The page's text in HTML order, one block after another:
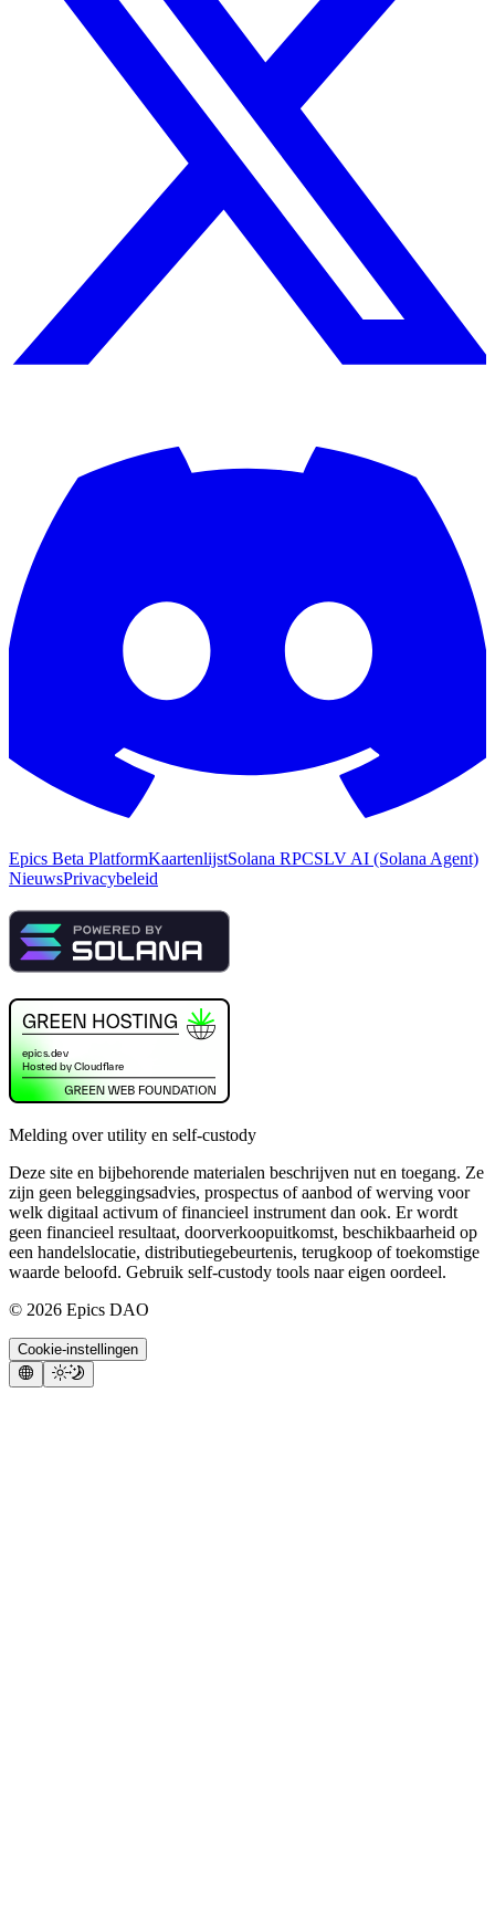
Epics Beta PlatformKaartenlijstSolana RPCSLV AI (Solana Agent)
NieuwsPrivacybeleid
Melding over utility en self-custody
Deze site en bijbehorende materialen beschrijven nut en toegang. Ze
zijn geen beleggingsadvies, prospectus of aanbod of werving voor
welk digitaal activum of financieel instrument dan ook. Er wordt
geen financieel resultaat, doorverkoopuitkomst, beschikbaarheid op
een handelslocatie, distributiegebeurtenis, terugkoop of toekomstige
waarde beloofd. Gebruik self-custody tools naar eigen oordeel.
© 2026 Epics DAO
Cookie-instellingen